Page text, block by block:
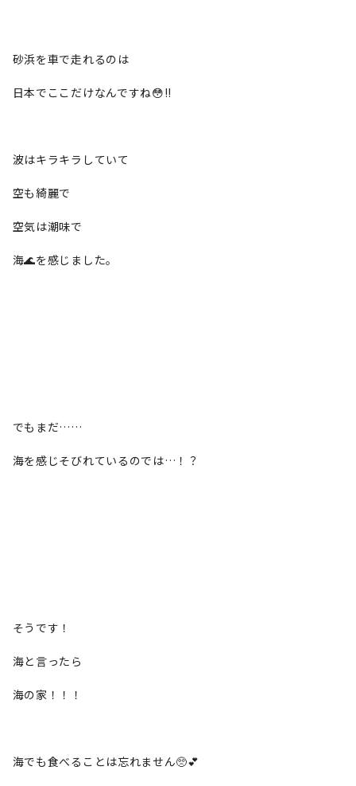
砂浜を車で走れるのは
日本でここだけなんですね😳!!
波はキラキラしていて
空も綺麗で
空気は潮味で
海🌊を感じました。
でもまだ……
海を感じそびれているのでは…！？
そうです！
海と言ったら
海の家！！！
海でも食べることは忘れません🥺💕